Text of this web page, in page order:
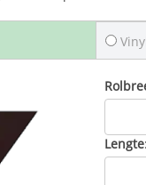
Lengte: